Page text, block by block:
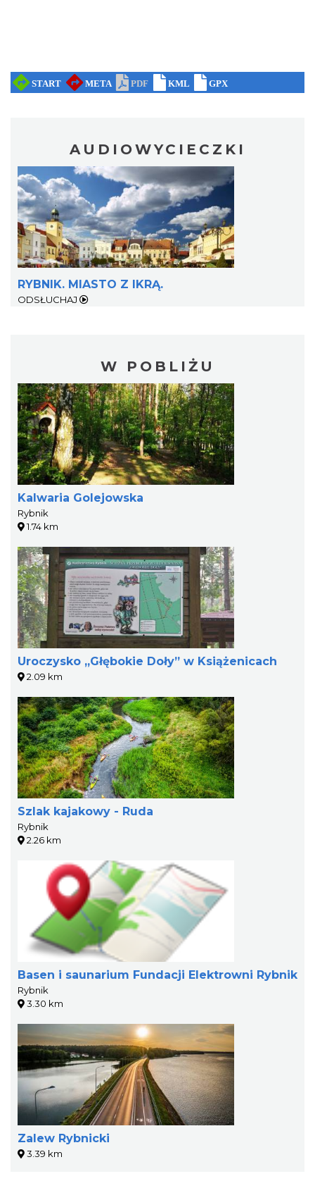
AUDIOWYCIECZKI
RYBNIK. MIASTO Z IKRĄ.
ODSŁUCHAJ
W POBLIŻU
Kalwaria Golejowska
Rybnik
1.74 km
Uroczysko „Głębokie Doły” w Książenicach
2.09 km
Szlak kajakowy - Ruda
Rybnik
2.26 km
Basen i saunarium Fundacji Elektrowni Rybnik
Rybnik
3.30 km
Zalew Rybnicki
3.39 km